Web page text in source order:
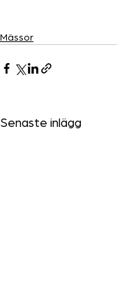
Mässor
Senaste inlägg